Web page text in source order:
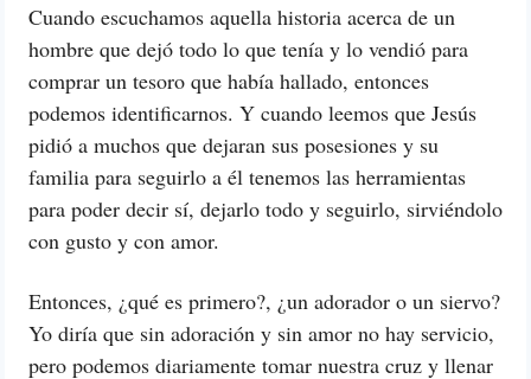
Cuando escuchamos aquella historia acerca de un
hombre que dejó todo lo que tenía y lo vendió para
comprar un tesoro que había hallado, entonces
podemos identificarnos. Y cuando leemos que Jesús
pidió a muchos que dejaran sus posesiones y su
familia para seguirlo a él tenemos las herramientas
para poder decir sí, dejarlo todo y seguirlo, sirviéndolo
con gusto y con amor.
Entonces, ¿qué es primero?, ¿un adorador o un siervo?
Yo diría que sin adoración y sin amor no hay servicio,
pero podemos diariamente tomar nuestra cruz y llenar